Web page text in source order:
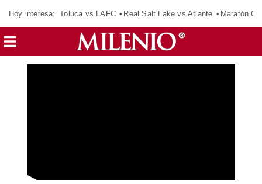
Hoy interesa: Toluca vs LAFC Real Salt Lake vs Atlante Maratón